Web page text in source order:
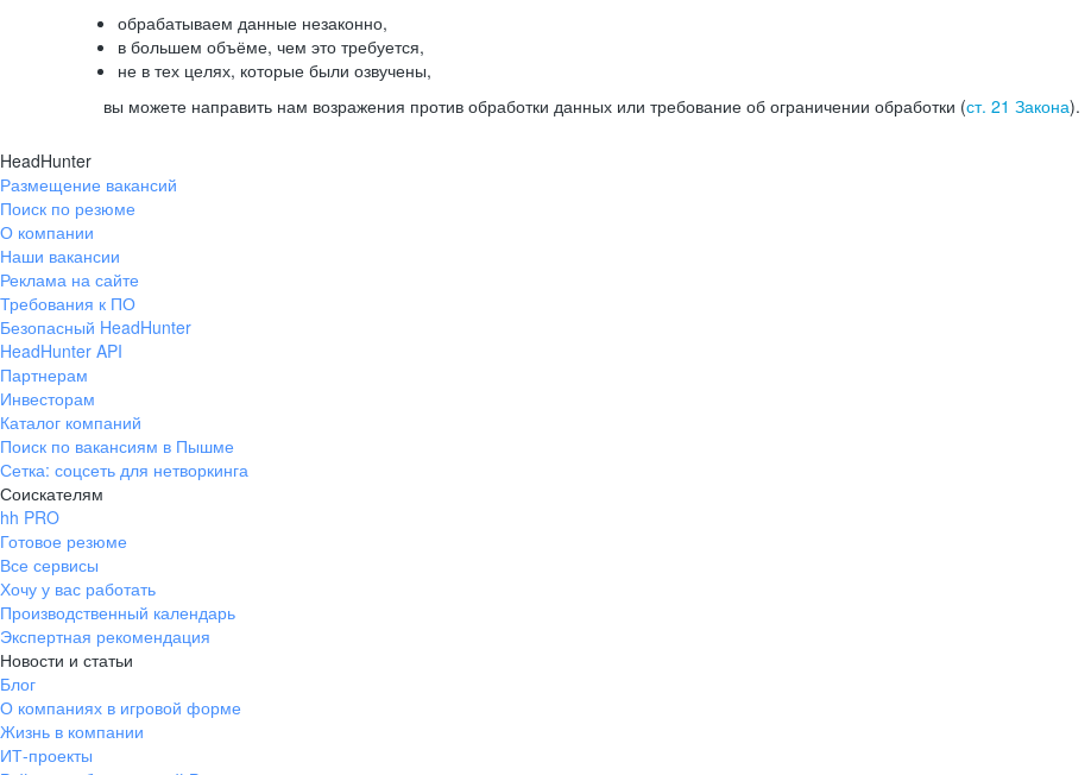
обрабатываем данные незаконно,
в большем объёме, чем это требуется,
не в тех целях, которые были озвучены,
вы можете направить нам возражения против обработки данных или требование об ограничении обработки (ст. 21 Закона).
HeadHunter
Размещение вакансий
Поиск по резюме
О компании
Наши вакансии
Реклама на сайте
Требования к ПО
Безопасный HeadHunter
HeadHunter API
Партнерам
Инвесторам
Каталог компаний
Поиск по вакансиям в Пышме
Сетка: соцсеть для нетворкинга
Соискателям
hh PRO
Готовое резюме
Все сервисы
Хочу у вас работать
Производственный календарь
Экспертная рекомендация
Новости и статьи
Блог
О компаниях в игровой форме
Жизнь в компании
ИТ-проекты